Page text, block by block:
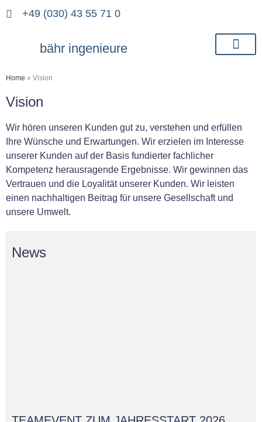
+49 (030) 43 55 71 0
bähr ingenieure
Home » Vision
Vision
Wir hören unseren Kunden gut zu, verstehen und erfüllen
Ihre Wünsche und Erwartungen. Wir erzielen im Interesse
unserer Kunden auf der Basis fundierter fachlicher
Kompetenz herausragende Ergebnisse. Wir gewinnen das
Vertrauen und die Loyalität unserer Kunden. Wir leisten
einen nachhaltigen Beitrag für unsere Gesellschaft und
unsere Umwelt.
News